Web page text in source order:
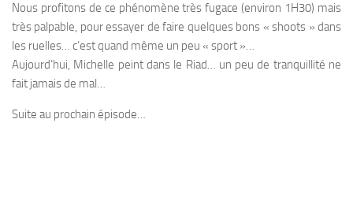
Nous profitons de ce phénomène très fugace (environ 1H30) mais
très palpable, pour essayer de faire quelques bons « shoots » dans
les ruelles… c’est quand même un peu « sport »…
Aujourd’hui, Michelle peint dans le Riad… un peu de tranquillité ne
fait jamais de mal…
Suite au prochain épisode…